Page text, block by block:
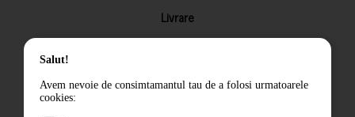
Livrare
Returnarea produselor
Salut!
Avem nevoie de consimtamantul tau de a folosi urmatoarele
cookies: